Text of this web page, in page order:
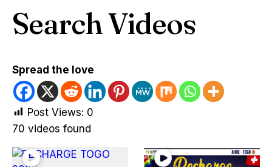
Search Videos
Spread the love
Post Views: 0
70 videos found